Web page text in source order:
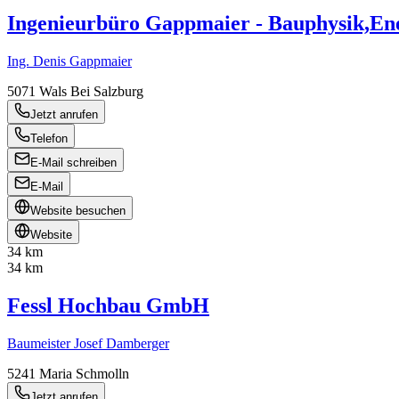
Ingenieurbüro Gappmaier -
Ing. Denis Gappmaier
5071 Wals Bei Salzburg
Jetzt anrufen
Telefon
E-Mail schreiben
E-Mail
Website besuchen
Website
34 km
34 km
Fessl Hochbau GmbH
Baumeister Josef Damberger
5241 Maria Schmolln